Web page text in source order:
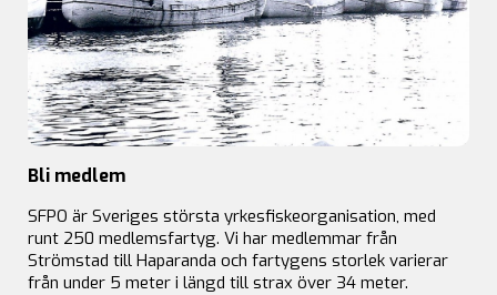
Bli medlem
SFPO är Sveriges största yrkesfiskeorganisation, med
runt 250 medlemsfartyg. Vi har medlemmar från
Strömstad till Haparanda och fartygens storlek varierar
från under 5 meter i längd till strax över 34 meter.